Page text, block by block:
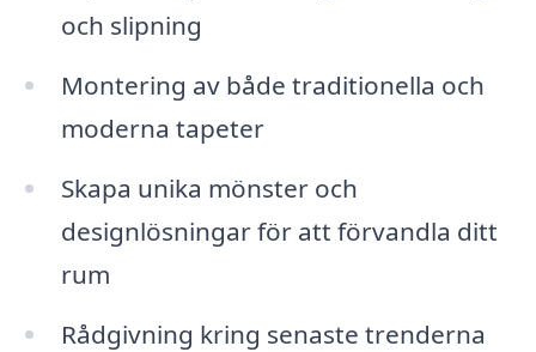
och slipning
Montering av både traditionella och
moderna tapeter
Skapa unika mönster och
designlösningar för att förvandla ditt
rum
Rådgivning kring senaste trenderna